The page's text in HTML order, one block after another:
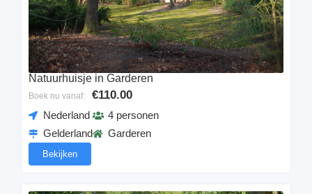
Natuurhuisje in Garderen
Boek nu vanaf: €110.00
Nederland
Gelderland
4 personen
Garderen
Bekijken